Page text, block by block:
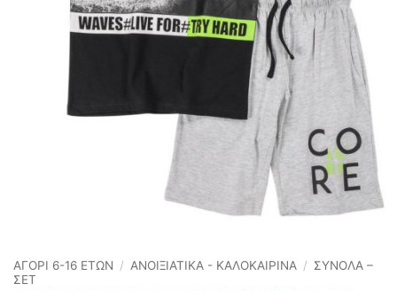
ΑΓΟΡΙ 6-16 ΕΤΩΝ / ΑΝΟΙΞΙΆΤΙΚΑ - ΚΑΛΟΚΑΙΡΙΝΆ / ΣΥΝΟΛΑ –
ΣΕΤ